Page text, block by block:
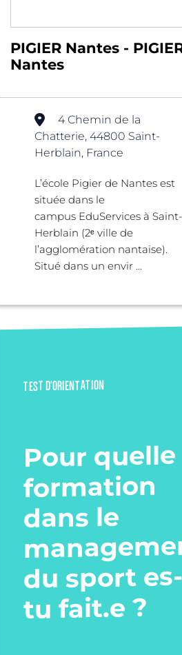
PIGIER Nantes -
Nantes
4 Chemin de la
Chatterie, 44800 Saint-
Herblain, France
L’école Pigier de Nantes est
située dans le
campus EduServices à Saint-
Herblain (2ᵉ ville de
l’agglomération nantaise).
Situé dans un envir ...
TEST D’ORIENTATION
Pour quelle
formation
dans le
du sport es-
tu fait.e ?